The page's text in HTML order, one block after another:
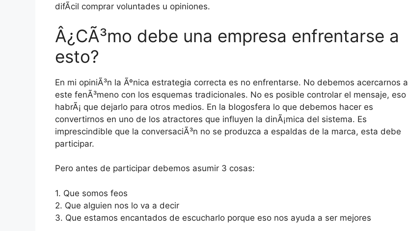
difÃ­cil comprar voluntades u opiniones.
Â¿CÃ³mo debe una empresa enfrentarse a
esto?
En mi opiniÃ³n la Ãºnica estrategia correcta es no enfrentarse. No debemos acercarnos a
este fenÃ³meno con los esquemas tradicionales. No es posible controlar el mensaje, eso
habrÃ¡ que dejarlo para otros medios. En la blogosfera lo que debemos hacer es
convertirnos en uno de los atractores que influyen la dinÃ¡mica del sistema. Es
imprescindible que la conversaciÃ³n no se produzca a espaldas de la marca, esta debe
participar.
Pero antes de participar debemos asumir 3 cosas:
1. Que somos feos
2. Que alguien nos lo va a decir
3. Que estamos encantados de escucharlo porque eso nos ayuda a ser mejores